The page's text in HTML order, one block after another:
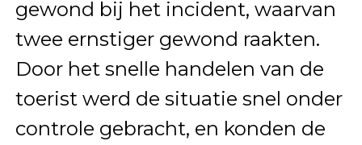
gewond bij het incident, waarvan
twee ernstiger gewond raakten.
Door het snelle handelen van de
toerist werd de situatie snel onder
controle gebracht, en konden de